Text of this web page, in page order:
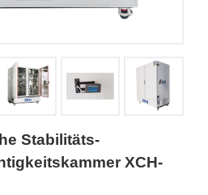
Stabilitäts-
XCH-